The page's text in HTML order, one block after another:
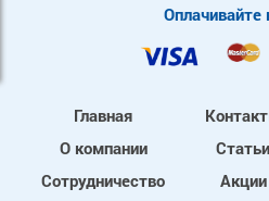
Оплачивайте
Главная
О компании
Сотрудничество
Статьи
Акции